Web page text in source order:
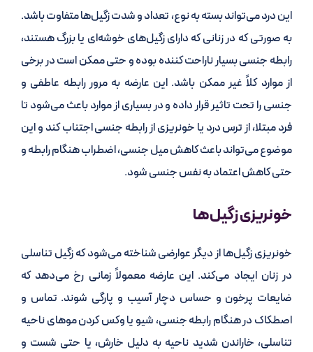
این درد می‌تواند بسته به نوع، تعداد و شدت زگیل‌ها متفاوت باشد.
به صورتی که در زنانی که دارای زگیل‌های خوشه‌ای یا بزرگ هستند،
رابطه جنسی بسیار ناراحت کننده بوده و حتی ممکن است در برخی
از موارد کلاً غیر ممکن باشد. این عارضه به مرور رابطه عاطفی و
جنسی را تحت تاثیر قرار داده و در بسیاری از موارد باعث می‌شود تا
فرد مبتلا، از ترس درد یا خونریزی از رابطه جنسی اجتناب کند و این
موضوع می‌تواند باعث کاهش میل جنسی، اضطراب هنگام رابطه و
حتی کاهش اعتماد به نفس جنسی شود.
خونریزی زگیل‌ها
خونریزی زگیل‌ها از دیگر عوارضی شناخته می‌شود که زگیل تناسلی
در زنان ایجاد می‌کند. این عارضه معمولاً زمانی رخ می‌دهد که
ضایعات پرخون و حساس دچار آسیب و پارگی شوند. تماس و
اصطکاک در هنگام رابطه جنسی، شیو یا وکس کردن موهای ناحیه
تناسلی، خاراندن شدید ناحیه به دلیل خارش، یا حتی شست و